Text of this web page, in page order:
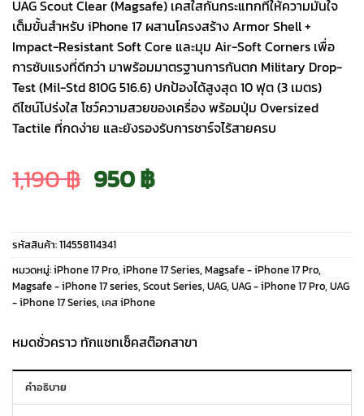
UAG Scout Clear (Magsafe) เคสใสกันกระแทกที่ให้ความมั่นใจ
เต็มขั้นสำหรับ iPhone 17 ผสานโครงสร้าง Armor Shell +
Impact-Resistant Soft Core และมุม Air-Soft Corners เพื่อ
การซับแรงที่ดีกว่า มาพร้อมมาตรฐานการกันตก Military Drop-
Test (Mil-Std 810G 516.6) ปกป้องได้สูงสุด 10 ฟุต (3 เมตร)
ดีไซน์โปร่งใส โชว์ความสวยของเครื่อง พร้อมปุ่ม Oversized
Tactile ที่กดง่าย และยังรองรับการชาร์จไร้สายครบ
1,190฿ Original
price
was:
1,190 ฿.
950฿Current
price
is:
950 ฿.
รหัสสินค้า:114558114341
หมวดหมู่:iPhone 17 Pro, iPhone 17 Series, Magsafe - iPhone 17 Pro,
Magsafe - iPhone 17 series, Scout Series, UAG, UAG - iPhone 17 Pro, UAG
- iPhone 17 Series, เคส iPhone
หมดชั่วคราว ทักแชทเช็คสต๊อกสาขา
คำอธิบาย